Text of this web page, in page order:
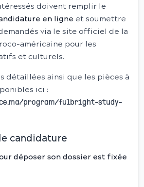
doivent remplir le
en ligne et soumettre
via le site officiel de la
américaine pour les
et culturels.
détaillées ainsi que les pièces à
ici :
program/fulbright-study-
candidature
déposer son dossier est fixée